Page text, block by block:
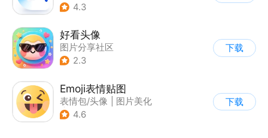
4.3
好看头像
图片分享社区
2.3
下载
Emoji表情贴图
表情包/头像
图片美化
| AI图像处理
4.6
下载